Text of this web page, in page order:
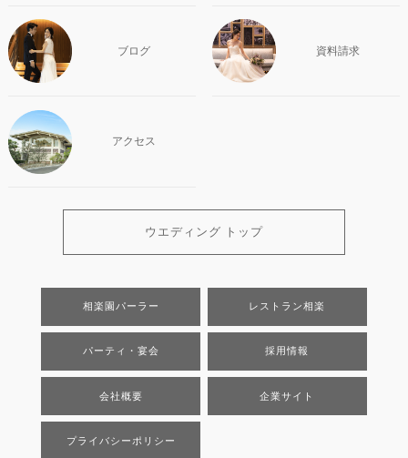
ブログ 資料請求
アクセス
ウエディング トップ
相楽園パーラー レストラン相楽
パーティ・宴会 採用情報
会社概要 企業サイト
プライバシーポリシー